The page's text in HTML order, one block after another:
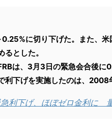
に切り下げた。また、
とした。
は、3月3日の緊急会合後に
利下げを実施したのは、2008
急利下げ、ほぼゼロ金利に